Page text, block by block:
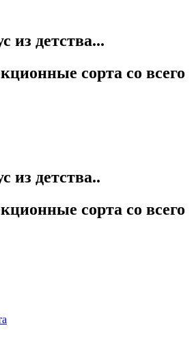
из детства...
сорта со всего
из детства..
сорта со всего